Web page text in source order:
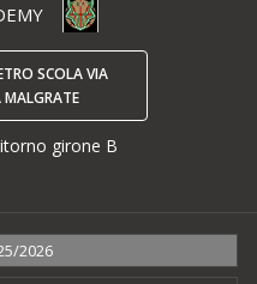
SCOLA VIA
girone B
2026